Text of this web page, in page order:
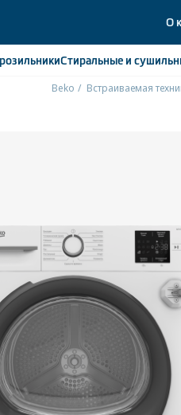
О
Стиральные и
Встраиваемые
Beko Встраиваемая